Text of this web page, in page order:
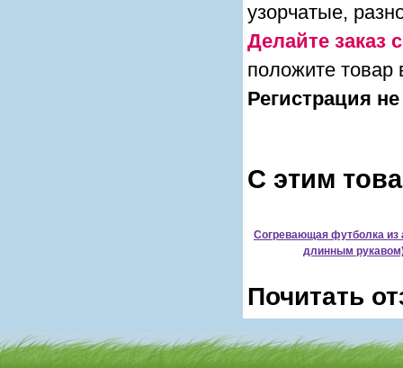
узорчатые,
Делайте заказ
положите товар
Регистрация
С этим
Согревающая футболка из
длинным
Почитать